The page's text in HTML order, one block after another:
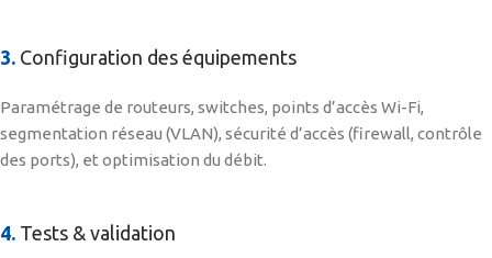
3. Configuration des équipements
Paramétrage de routeurs, switches, points d’accès Wi-Fi,
segmentation réseau (VLAN), sécurité d’accès (firewall, contrôle
des ports), et optimisation du débit.
4. Tests & validation